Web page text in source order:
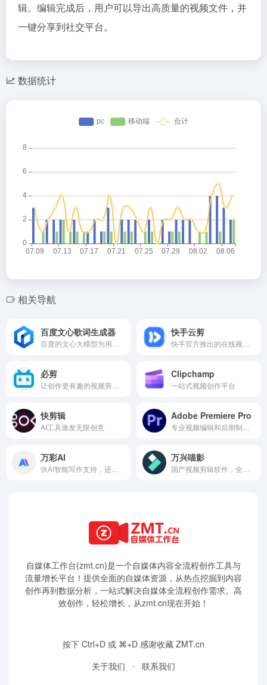
辑。编辑完成后，用户可以导出高质量的视频文件，并
一键分享到社交平台。
数据统计
相关导航
百度文心歌词生成器 快手云剪
必剪 Clipchamp
一站式视频创作平台
快剪辑
AI工具激发无限创意
Adobe Premiere Pro
万彩AI 万兴喵影
自媒体工作台(zmt.cn)是一个自媒体内容全流程创作工具与
流量增长平台！提供全面的自媒体资源，从热点挖掘到内容
创作再到数据分析，一站式解决自媒体全流程创作需求。高
效创作，轻松增长，从zmt.cn现在开始！
按下 Ctrl+D 或 ⌘+D 感谢收藏 ZMT.cn
关于我们
联系我们